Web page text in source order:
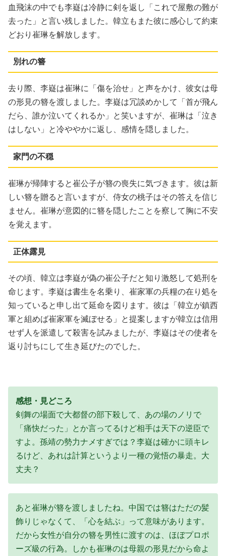
血飛沫の中でも李嶷は冷静に剣を返し「これで屋敷の難が
去った」と言い残しました。韓立もまた彼に感心して約束
どおり崔琳を解放します。
別れの簪
去り際、李嶷は崔琳に「傷を治せ」と声をかけ、彼女は母
の形見の簪を渡しました。李嶷は冗談めかして「首が飛ん
だら、誰か泣いてくれるか」と笑いますが、崔琳は「泣き
はしない」と冷ややかに返し、感情を隠しました。
家門の不穏
崔琳が帰陣すると崔公子が簪の喪失に気づきます。彼は新
しい簪を贈ると言いますが、侍女の桃子はその答えを信じ
ません。崔琳が意図的に簪を隠したことを察して胸に不安
を覚えます。
正体露見
その頃、韓立は李嶷が偽の崔公子だと知り激怒して処刑を
命じます。李嶷は書生を名乗り、崔家軍の兵糧の在り処を
知っていると申し出て延命を図ります。彼は「韓立が鎮西
軍と組めば崔家軍を滅ぼせる」と提案しますが韓立は信用
せず人を派遣して殺害を試みましたが、李嶷はその使者を
返り討ちにして生き延びたのでした。
感想・見どころ
剣舞の場面で大都督の部下殺して、あの場のノリで
「痛快だった」とか言ってるけど相手は天下の逆臣で
すよ。孫靖の勢力ナメすぎでは？李嶷は確かに頭キレ
るけど、あれは計算というより一種の覚悟の暴走。大
丈夫？
あと崔琳が簪を渡しましたね。中国では簪はただの髪
飾りじゃなくて、「心を結ぶ」って意味があります。
だから女性が自分の簪を男性に渡すのは、ほぼプロポ
ーズ級の行為。しかも崔琳のは母親の形見だから命よ